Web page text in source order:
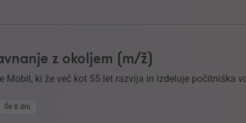
z okoljem (m/ž)
Mobil, ki že več kot 55 let razvija in izdeluje počitniška
Še 8 dni